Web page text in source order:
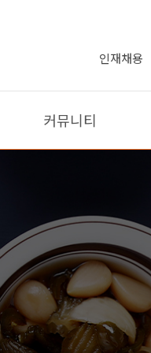
인재채용
커뮤니티